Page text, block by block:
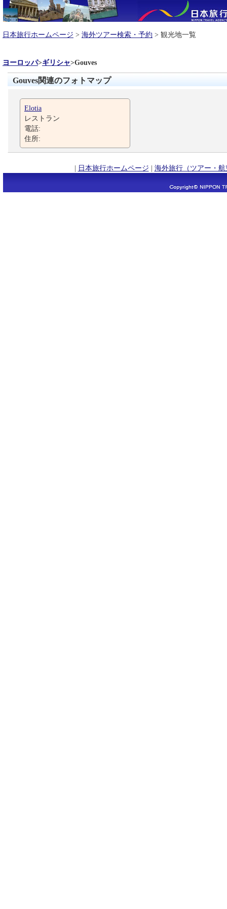
日本旅行ホームページ > 海外ツアー検索・予約 > 観光地一覧
ヨーロッパ>ギリシャ>Gouves
Gouves関連のフォトマップ
Elotia
レストラン
電話:
住所:
| 日本旅行ホームページ | 海外旅行（ツアー・航